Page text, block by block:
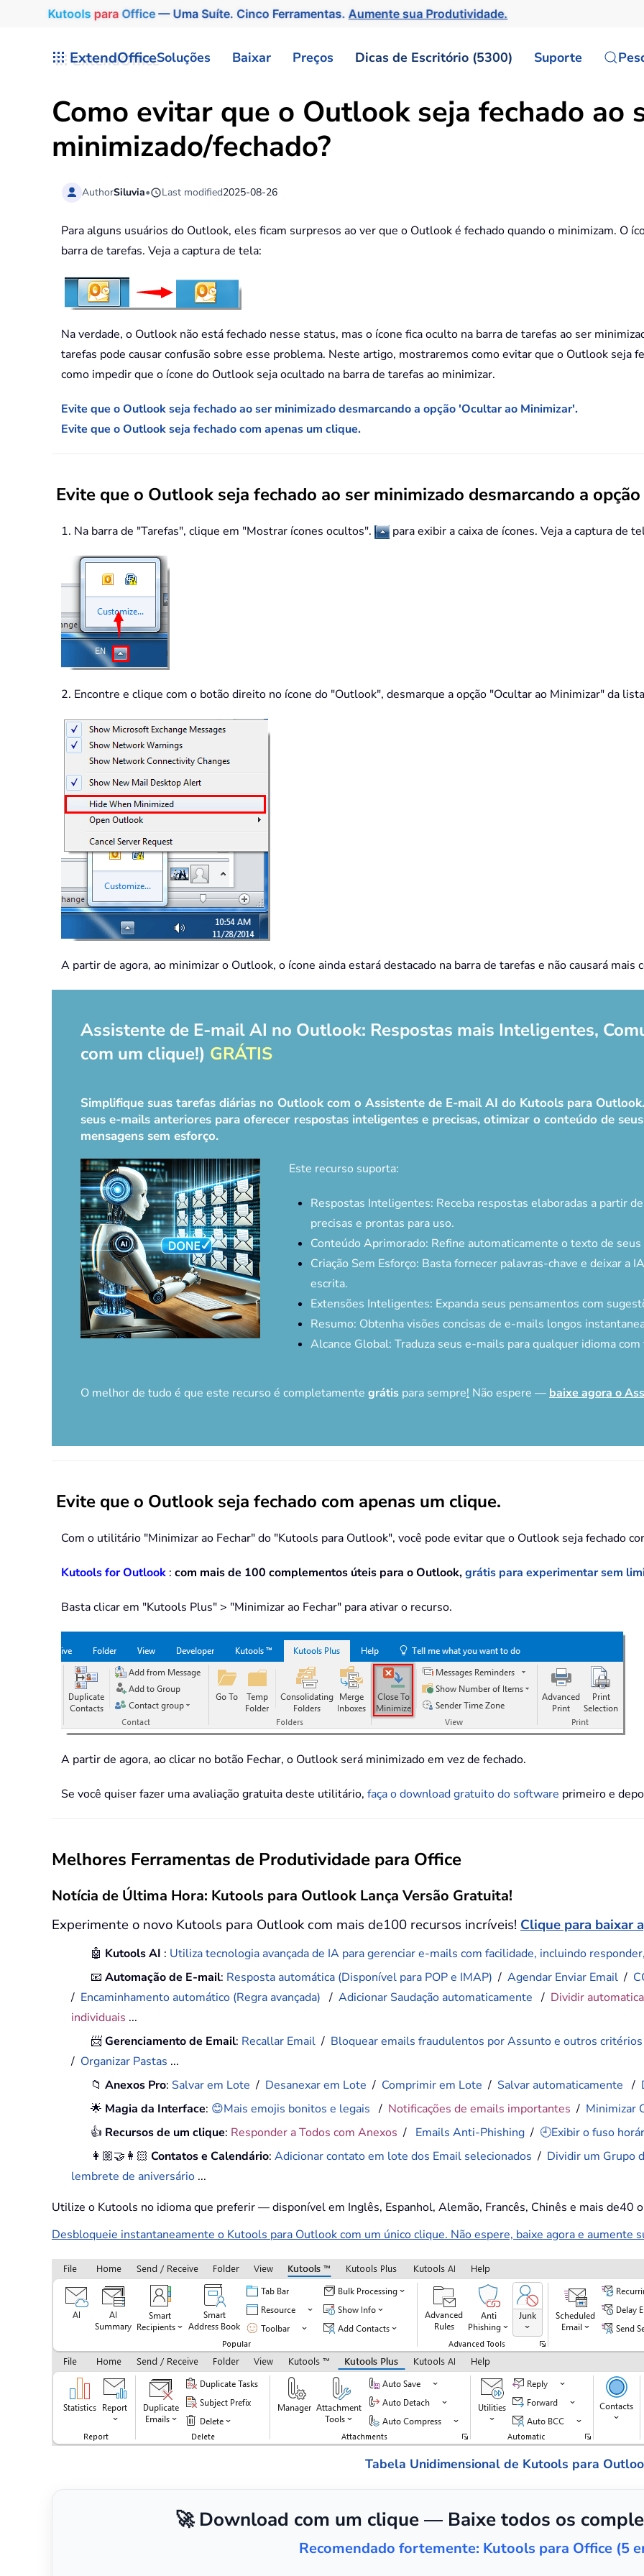
Kutools para Office— Uma Suíte. Cinco Ferramentas.Aumente sua Produtividade.
ExtendOfficeSoluções Baixar Preços Dicas de Escritório (5300) Suporte
Como evitar que o Outlook seja fechado ao
minimizado/fechado?
AuthorSiluvia• Last modified2025-08-26
Para alguns usuários do Outlook, eles ficam surpresos ao ver que o Outlook é fechado quando o minimizam. O
barra de tarefas. Veja a captura de tela:
Na verdade, o Outlook não está fechado nesse status, mas o ícone fica oculto na barra de tarefas ao ser
tarefas pode causar confusão sobre esse problema. Neste artigo, mostraremos como evitar que o Outlook seja
como impedir que o ícone do Outlook seja ocultado na barra de tarefas ao minimizar.
Evite que o Outlook seja fechado ao ser minimizado desmarcando a opção 'Ocultar ao Minimizar'.
Evite que o Outlook seja fechado com apenas um clique.
Evite que o Outlook seja fechado ao ser minimizado desmarcando a
1. Na barra de "Tarefas", clique em "Mostrar ícones ocultos". para exibir a caixa de ícones. Veja a captura de
2. Encontre e clique com o botão direito no ícone do "Outlook", desmarque a opção "Ocultar ao Minimizar" da
A partir de agora, ao minimizar o Outlook, o ícone ainda estará destacado na barra de tarefas e não causará mais
Assistente de E-mail AI no Outlook: Respostas mais Inteligentes,
com um clique!) GRÁTIS
Simplifique suas tarefas diárias no Outlook com o Assistente de E-mail AI do Kutools para
seus e-mails anteriores para oferecer respostas inteligentes e precisas, otimizar o conteúdo de
mensagens sem esforço.
Este recurso suporta:
Respostas Inteligentes: Receba respostas elaboradas a partir
precisas e prontas para uso.
Conteúdo Aprimorado: Refine automaticamente o texto de
Criação Sem Esforço: Basta fornecer palavras-chave e deixar a
escrita.
Extensões Inteligentes: Expanda seus pensamentos com
Resumo: Obtenha visões concisas de e-mails longos
Alcance Global: Traduza seus e-mails para qualquer idioma com
O melhor de tudo é que este recurso é completamente grátis para sempre! Não espere — baixe agora o
Evite que o Outlook seja fechado com apenas um clique.
Com o utilitário "Minimizar ao Fechar" do "Kutools para Outlook", você pode evitar que o Outlook seja fechado
Kutools for Outlook : com mais de 100 complementos úteis para o Outlook,grátis para experimentar sem
Basta clicar em "Kutools Plus" > "Minimizar ao Fechar" para ativar o recurso.
A partir de agora, ao clicar no botão Fechar, o Outlook será minimizado em vez de fechado.
Se você quiser fazer uma avaliação gratuita deste utilitário, faça o download gratuito do software primeiro e
Melhores Ferramentas de Produtividade para Office
Notícia de Última Hora: Kutools para Outlook Lança Versão Gratuita!
Experimente o novo Kutools para Outlook com mais de100 recursos incríveis! Clique para baixar
🤖 Kutools AI : Utiliza tecnologia avançada de IA para gerenciar e-mails com facilidade, incluindo
📧Automação de E-mail: Resposta automática (Disponível para POP e IMAP) /Agendar Enviar Email /
/ Encaminhamento automático (Regra avançada) /Adicionar Saudação automaticamente / Dividir
individuais ...
📨Gerenciamento de Email: Recallar Email / Bloquear emails fraudulentos por Assunto e outros critérios
/ Organizar Pastas ...
📁Anexos Pro: Salvar em Lote / Desanexar em Lote / Comprimir em Lote / Salvar automaticamente /
🌟 Magia da Interface: 😊Mais emojis bonitos e legais / Notificações de emails importantes / Minimizar
👍 Recursos de um clique: Responder a Todos com Anexos / Emails Anti-Phishing / 🕘Exibir o fuso
👩🏼‍🤝‍👩🏻Contatos e Calendário:Adicionar contato em lote dos Email selecionados / Dividir um Grupo
lembrete de aniversário ...
Utilize o Kutools no idioma que preferir — disponível em Inglês, Espanhol, Alemão, Francês, Chinês e mais de40
Desbloqueie instantaneamente o Kutools para Outlook com um único clique. Não espere, baixe agora e aumente
Tabela Unidimensional de Kutools para
🚀 Download com um clique — Baixe todos os
Recomendado fortemente: Kutools para Office (5